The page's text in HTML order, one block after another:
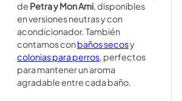
de Petra y Mon Ami, disponibles
en versiones neutras y con
acondicionador. También
contamos conbaños secosy
colonias para perros, perfectos
para mantener un aroma
agradable entre cada baño.